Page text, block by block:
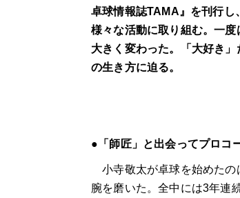
卓球情報誌TAMA』を刊行し
様々な活動に取り組む。一
大きく変わった。「大好き
の生き方に迫る。
●「師匠」と出会ってプロコ
小寺敬太が卓球を始めたの
腕を磨いた。全中には3年連